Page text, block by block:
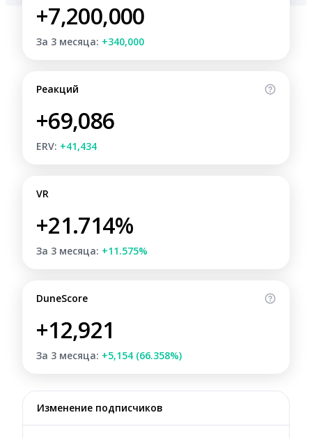
+7,200,000
За 3 месяца: +340,000
Реакций
+69,086
ERV: +41,434
VR
+21.714%
За 3 месяца: +11.575%
DuneScore
+12,921
За 3 месяца: +5,154 (66.358%)
Изменение подписчиков